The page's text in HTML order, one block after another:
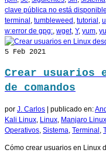
clave pública no está disponible
terminal , tumbleweed , tutorial ,
w:error de gpg:, wget, Y, yum,
5 Feb 2021
Crear usuarios
de comandos
por J. Carlos | publicado en:
Kali Linux Linux Manjaro Linux
Operativos Sistema Terminal
Cómo crear usuarios en Linux